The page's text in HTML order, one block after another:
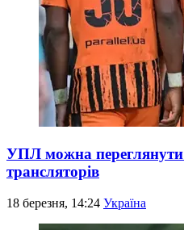
УПЛ можна переглянути
трансляторів
18 березня, 14:24 Україна